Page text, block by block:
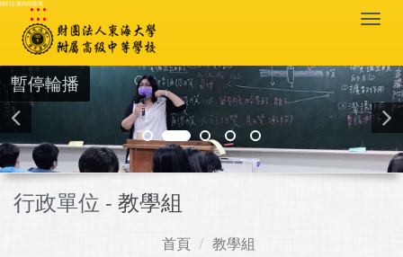
跳到主要內容區塊
:::
暫停輪播
行政單位 - 教學組
首頁 教學組